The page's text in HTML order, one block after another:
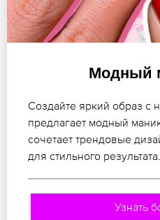
Модный
Создайте яркий образ с
предлагает модный
сочетает трендовые
для стильного результата.
Узнать